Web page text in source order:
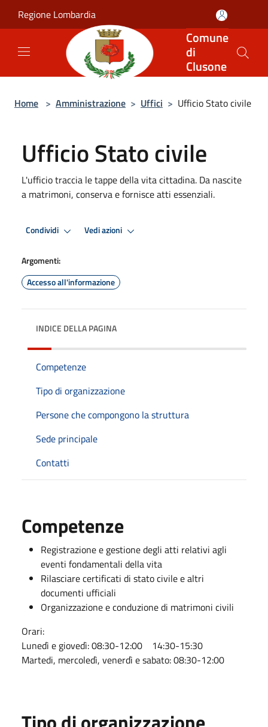
Regione Lombardia
Comune
di
Clusone
Home > Amministrazione > Uffici > Ufficio Stato civile
Ufficio Stato civile
L'ufficio traccia le tappe della vita cittadina. Da nascite
a matrimoni, conserva e fornisce atti essenziali.
Condividi Vedi azioni
Argomenti:
Accesso all'informazione
INDICE DELLA PAGINA
Competenze
Tipo di organizzazione
Persone che compongono la struttura
Sede principale
Contatti
Competenze
Registrazione e gestione degli atti relativi agli
eventi fondamentali della vita
Rilasciare certificati di stato civile e altri
documenti ufficiali
Organizzazione e conduzione di matrimoni civili
Orari:
Lunedì e giovedì: 08:30-12:00 14:30-15:30
Martedi, mercoledì, venerdì e sabato: 08:30-12:00